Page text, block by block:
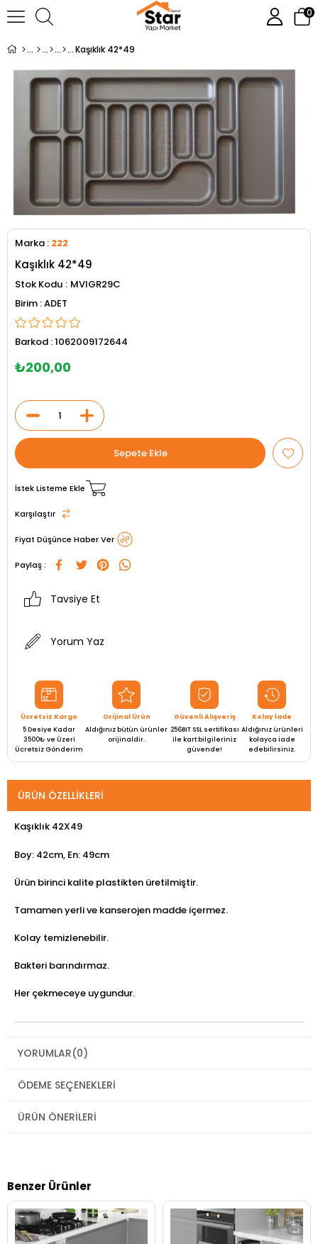
0
Kaşıklık 42*49
Marka : 222
Kaşıklık 42*49
Stok Kodu
MVIGR29C
ADET
Barkod :1062009172644
₺200,00
İstek Listeme Ekle
Karşılaştır
Fiyat Düşünce Haber Ver
Paylaş :
Tavsiye Et
Yorum Yaz
Ücretsiz Kargo
5 Desiye Kadar
3500₺ ve Üzeri
Ücretsiz Gönderim
Orijinal Ürün
Aldığınız bütün ürünler
orijinaldir.
Güvenli Alışveriş
256BIT SSL sertifikası
ile kart bilgileriniz
güvende!
Kolay İade
Aldığınız ürünleri
kolayca iade
edebilirsiniz.
ÜRÜN ÖZELLIKLERI
Kaşıklık 42X49
Boy: 42cm, En: 49cm
Ürün birinci kalite plastikten üretilmiştir.
Tamamen yerli ve kanserojen madde içermez.
Kolay temizlenebilir.
Bakteri barındırmaz.
Her çekmeceye uygundur.
YORUMLAR(0)
ÖDEME SEÇENEKLERI
ÜRÜN ÖNERILERI
Benzer Ürünler